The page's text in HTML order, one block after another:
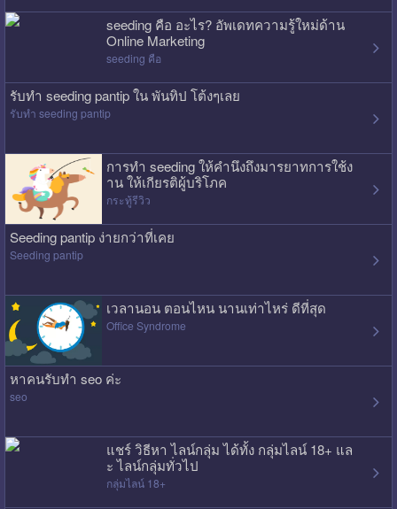
seeding คือ อะไร? อัพเดทความรู้ใหม่ด้าน
Online Marketing
seeding คือ
รับทำ seeding pantip ใน พันทิป โต้งๆเลย
รับทำ seeding pantip
การทำ seeding ให้คำนึงถึงมารยาทการใช้ง
าน ให้เกียรติผู้บริโภค
กระทู้รีวิว
Seeding pantip ง่ายกว่าที่เคย
Seeding pantip
เวลานอน ตอนไหน นานเท่าไหร่ ดีที่สุด
Office Syndrome
หาคนรับทำ seo ค่ะ
seo
แชร์ วิธีหา ไลน์กลุ่ม ได้ทั้ง กลุ่มไลน์ 18+ แล
ะ ไลน์กลุ่มทั่วไป
กลุ่มไลน์ 18+